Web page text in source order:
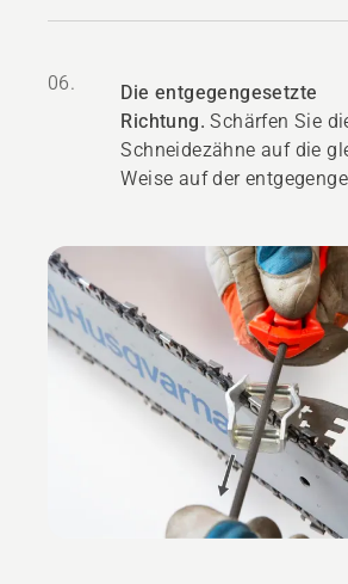
06.
Die entgegengesetzte
Richtung. Schärfen Sie
Schneidezähne auf die
Weise auf der